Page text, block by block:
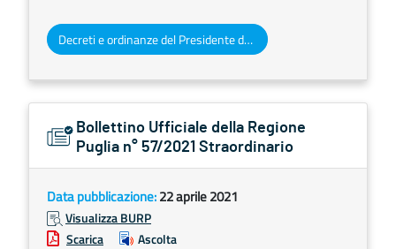
Decreti e ordinanze del Presidente della Giunta regionale
Bollettino Ufficiale della Regione
Puglia n° 57/2021 Straordinario
Data pubblicazione:22 aprile 2021
Visualizza BURP
Scarica
Ascolta